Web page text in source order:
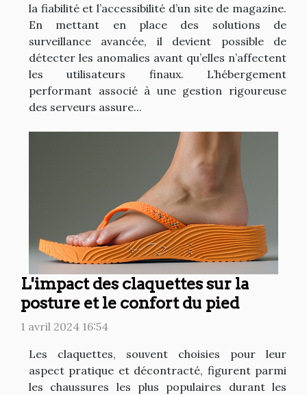
la fiabilité et l’accessibilité d’un site de magazine.
En mettant en place des solutions de
surveillance avancée, il devient possible de
détecter les anomalies avant qu’elles n’affectent
les utilisateurs finaux. L’hébergement
performant associé à une gestion rigoureuse
des serveurs assure...
L'impact des claquettes sur la
posture et le confort du pied
1 avril 2024 16:54
Les claquettes, souvent choisies pour leur
aspect pratique et décontracté, figurent parmi
les chaussures les plus populaires durant les